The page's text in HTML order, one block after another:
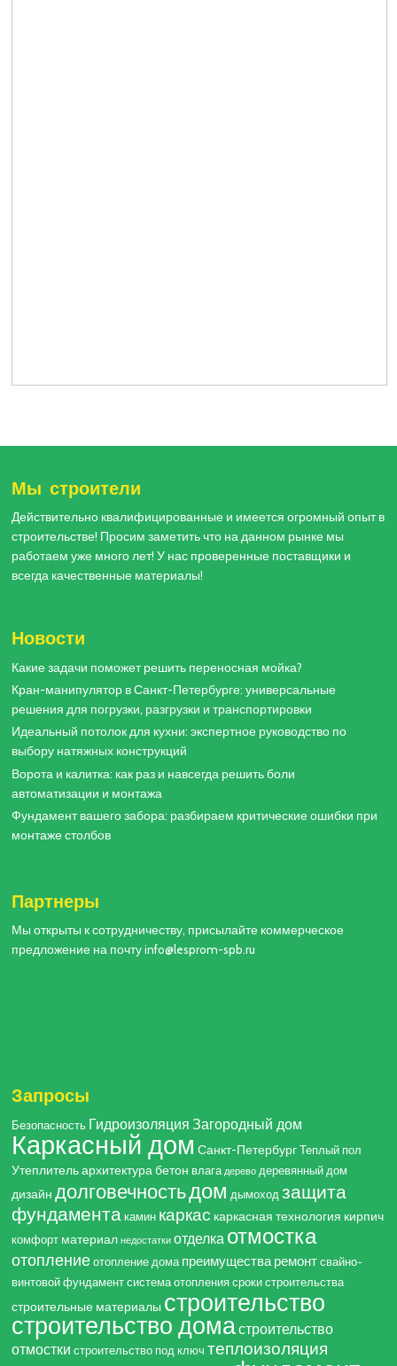
Мы строители
Действительно квалифицированные и имеется огромный опыт в
строительстве! Просим заметить что на данном рынке мы
работаем уже много лет! У нас проверенные поставщики и
всегда качественные материалы!
Новости
Какие задачи поможет решить переносная мойка?
Кран-манипулятор в Санкт-Петербурге: универсальные
решения для погрузки, разгрузки и транспортировки
Идеальный потолок для кухни: экспертное руководство по
выбору натяжных конструкций
Ворота и калитка: как раз и навсегда решить боли
автоматизации и монтажа
Фундамент вашего забора: разбираем критические ошибки при
монтаже столбов
Партнеры
Мы открыты к сотрудничеству, присылайте коммерческое
предложение на почту info@lesprom-spb.ru
Запросы
Безопасность Гидроизоляция Загородный дом
Каркасный дом Санкт-Петербург Теплый пол
Утеплительархитектурабетон влага дерево деревянный дом
дизайн долговечностьдом дымоход защита
фундамента камин каркас каркасная технология кирпич
комфорт материал недостатки отделка отмостка
отопление отопление дома преимуществаремонт свайно-
винтовой фундамент система отопления сроки строительства
строительные материалы строительство
строительство домастроительство
отмостки строительство под ключ теплоизоляция